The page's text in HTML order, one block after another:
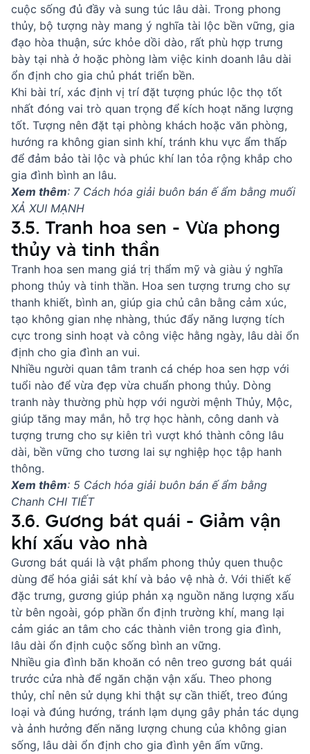
cuộc sống đủ đầy và sung túc lâu dài. Trong phong
thủy, bộ tượng này mang ý nghĩa tài lộc bền vững, gia
đạo hòa thuận, sức khỏe dồi dào, rất phù hợp trưng
bày tại nhà ở hoặc phòng làm việc kinh doanh lâu dài
ổn định cho gia chủ phát triển bền.
Khi bài trí, xác định vị trí đặt tượng phúc lộc thọ tốt
nhất đóng vai trò quan trọng để kích hoạt năng lượng
tốt. Tượng nên đặt tại phòng khách hoặc văn phòng,
hướng ra không gian sinh khí, tránh khu vực ẩm thấp
để đảm bảo tài lộc và phúc khí lan tỏa rộng khắp cho
gia đình bình an lâu.
Xem thêm: 7 Cách hóa giải buôn bán ế ẩm bằng muối
XẢ XUI MẠNH
3.5. Tranh hoa sen - Vừa phong
thủy và tinh thần
Tranh hoa sen mang giá trị thẩm mỹ và giàu ý nghĩa
phong thủy và tinh thần. Hoa sen tượng trưng cho sự
thanh khiết, bình an, giúp gia chủ cân bằng cảm xúc,
tạo không gian nhẹ nhàng, thúc đẩy năng lượng tích
cực trong sinh hoạt và công việc hằng ngày, lâu dài ổn
định cho gia đình an vui.
Nhiều người quan tâm tranh cá chép hoa sen hợp với
tuổi nào để vừa đẹp vừa chuẩn phong thủy. Dòng
tranh này thường phù hợp với người mệnh Thủy, Mộc,
giúp tăng may mắn, hỗ trợ học hành, công danh và
tượng trưng cho sự kiên trì vượt khó thành công lâu
dài, bền vững cho tương lai sự nghiệp học tập hanh
thông.
Xem thêm: 5 Cách hóa giải buôn bán ế ẩm bằng
Chanh CHI TIẾT
3.6. Gương bát quái - Giảm vận
khí xấu vào nhà
Gương bát quái là vật phẩm phong thủy quen thuộc
dùng để hóa giải sát khí và bảo vệ nhà ở. Với thiết kế
đặc trưng, gương giúp phản xạ nguồn năng lượng xấu
từ bên ngoài, góp phần ổn định trường khí, mang lại
cảm giác an tâm cho các thành viên trong gia đình,
lâu dài ổn định cuộc sống bình an vững.
Nhiều gia đình băn khoăn có nên treo gương bát quái
trước cửa nhà để ngăn chặn vận xấu. Theo phong
thủy, chỉ nên sử dụng khi thật sự cần thiết, treo đúng
loại và đúng hướng, tránh lạm dụng gây phản tác dụng
và ảnh hưởng đến năng lượng chung của không gian
sống, lâu dài ổn định cho gia đình yên ấm vững.